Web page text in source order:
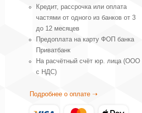
Кредит, рассрочка или оплата
частями от одного из банков от 3
до 12 месяцев
Предоплата на карту ФОП банка
Приватбанк
На расчётный счёт юр. лица (ООО
с НДС)
Подробнее о оплате ➝